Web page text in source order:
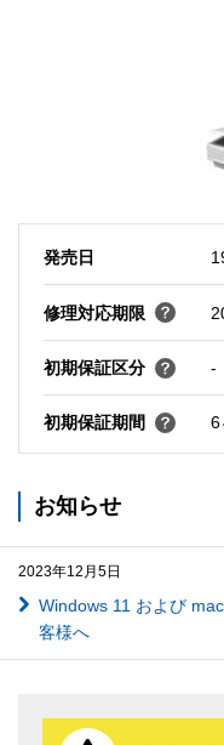
発売日
修理対応期限
初期保証区分 -
初期保証期間 6
お知らせ
2023年12月5日
Windows 11 および
客様へ